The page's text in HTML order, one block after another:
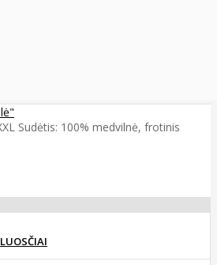
Sudėtis: 100% medvilnė, frotinis